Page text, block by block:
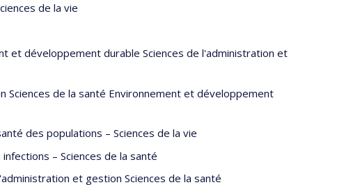
de la vie
et développement durable Sciences de l'administration et
Sciences de la santé Environnement et développement
des populations – Sciences de la vie
– Sciences de la santé
et gestion Sciences de la santé